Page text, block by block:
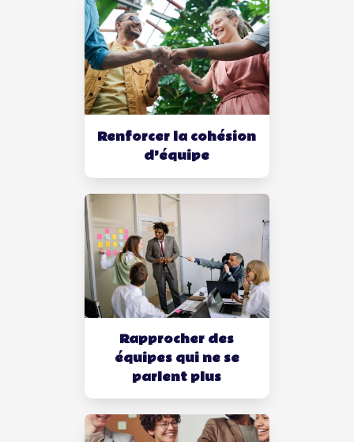
Renforcer la cohésion
d’équipe
Rapprocher des
équipes qui ne se
parlent plus